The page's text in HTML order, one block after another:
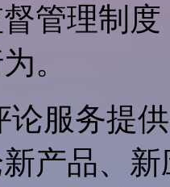
管理制
。
论服务提
产品、